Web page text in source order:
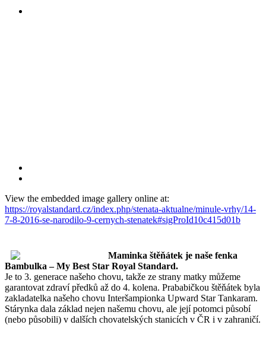
View the embedded image gallery online at:
https://royalstandard.cz/index.php/stenata-aktualne/minule-vrhy/14-
7-8-2016-se-narodilo-9-cernych-stenatek#sigProId10c415d01b
Maminka štěňátek je naše fenka
Bambulka – My Best Star Royal Standard.
Je to 3. generace našeho chovu, takže ze strany matky můžeme
garantovat zdraví předků až do 4. kolena. Prababičkou štěňátek byla
zakladatelka našeho chovu Interšampionka Upward Star Tankaram.
Stárynka dala základ nejen našemu chovu, ale její potomci působí
(nebo působili) v dalších chovatelských stanicích v ČR i v zahraničí.